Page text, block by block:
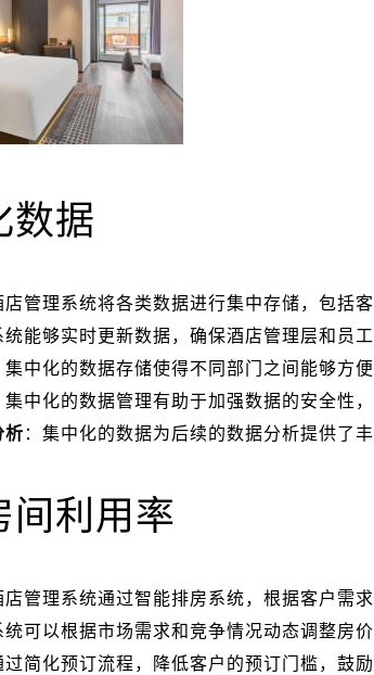
数据
店管理系统将各类数据进行集中存储，包括
统能够实时更新数据，确保酒店管理层和员
集中化的数据存储使得不同部门之间能够方
集中化的数据管理有助于加强数据的安全性
析 ：集中化的数据为后续的数据分析提供了
间利用率
店管理系统通过智能排房系统，根据客户需
统可以根据市场需求和竞争情况动态调整房
过简化预订流程，降低客户的预订门槛，鼓